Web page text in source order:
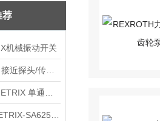
荐
机械振动开关